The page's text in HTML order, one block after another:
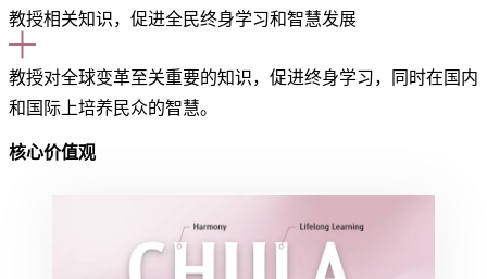
教授相关知识，促进全民终身学习和智慧发展
教授对全球变革至关重要的知识，促进终身学习，同时在国内
和国际上培养民众的智慧。
核心价值观